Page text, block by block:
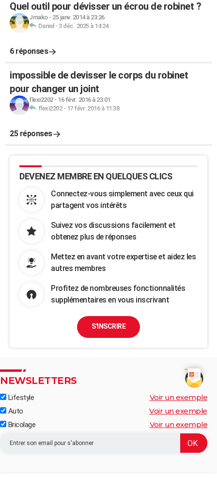
Quel outil pour dévisser un écrou de robinet ?
Jmako- 25 janv. 2014 à 23:26
Daniel - 3 déc. 2025 à 14:24
6 réponses
impossible de devisser le corps du robinet
pour changer un joint
flexi2202- 16 févr. 2016 à 23:01
flexi2202- 17 févr. 2016 à 11:38
25 réponses
DEVENEZ MEMBRE EN QUELQUES CLICS
Connectez-vous simplement avec ceux qui
partagent vos intérêts
Suivez vos discussions facilement et
obtenez plus de réponses
Mettez en avant votre expertise et aidez les
autres membres
Profitez de nombreuses fonctionnalités
supplémentaires en vous inscrivant
S'INSCRIRE
NEWSLETTERS
Lifestyle Voir un exemple
Auto Voir un exemple
Bricolage Voir un exemple